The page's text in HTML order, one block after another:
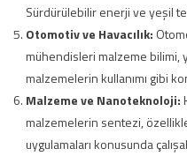
Sürdürülebilir enerji ve yeşil
Otomotiv ve Havacılık:
mühendisleri malzeme bilimi,
malzemelerin kullanımı gibi
Malzeme ve Nanoteknoloji:
malzemelerin sentezi,
uygulamaları konusunda